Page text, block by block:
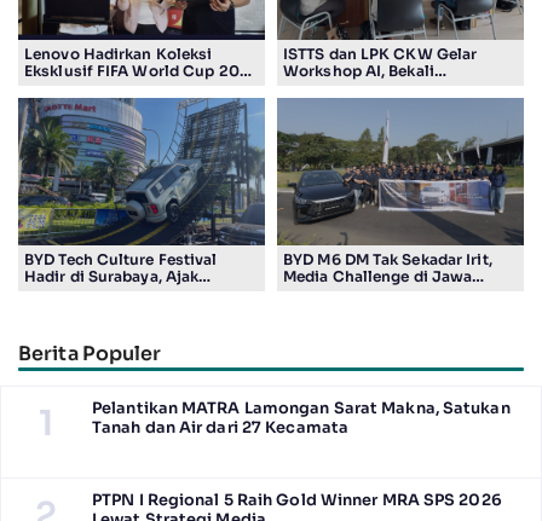
Lenovo Hadirkan Koleksi
Eksklusif FIFA World Cup 2026
Penggemar Teknologi dan
Sepak Bola
ISTTS dan LPK CKW Gelar
Workshop AI, Bekali
Digital
BYD Tech Culture Festival
Hadir di Surabaya, Ajak
BYD M6 DM Tak Sekadar Irit,
Media Challenge di Jawa
Berita Populer
1
Pelantikan MATRA Lamongan Sarat Makna, Satukan
Tanah dan Air dari 27 Kecamata
PTPN I Regional 5 Raih Gold Winner MRA SPS 2026